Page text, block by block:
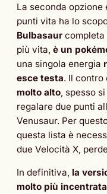
La seconda opzione
punti vita ha lo
Bulbasaur completa
più vita, è un
una singola energia
esce testa. Il contro
molto alto, spesso
regalare due punti
Venusaur. Per
questa lista è
due Velocità X,
In definitiva, la
molto più